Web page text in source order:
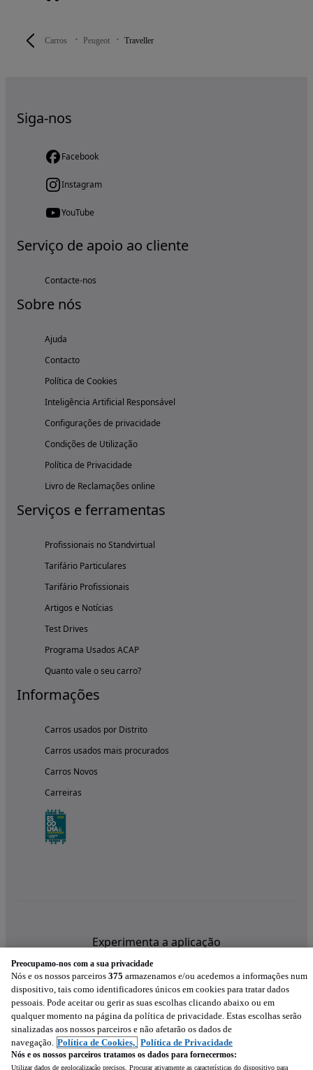
Carros Peugeot Traveller
Siga-nos
Facebook
Instagram
YouTube
Serviço de apoio ao cliente
Contacte-nos
Sobre nós
Ajuda
Contacto
Política de Cookies
Inteligência Artificial Responsável
Configurações de privacidade
Condições de Utilização
Política de Privacidade
Livro de Reclamações online
Serviços e ferramentas
Profissionais no Standvirtual
Tarifário Particulares
Tarifário Profissionais
Artigos e Notícias
Test Drives
Programa Usados ACAP
Quanto vale o seu carro?
Informações
Carros usados por Distrito
Carros usados mais procurados
Carros Novos
Carreiras
Experimenta a aplicação
Preocupamo-nos com a sua privacidade
Nós e os nossos parceiros 375 armazenamos e/ou acedemos a informações num
dispositivo, tais como identificadores únicos em cookies para tratar dados
pessoais. Pode aceitar ou gerir as suas escolhas clicando abaixo ou em
qualquer momento na página da política de privacidade. Estas escolhas serão
sinalizadas aos nossos parceiros e não afetarão os dados de
navegação. Política de Cookies, Política de Privacidade
Nós e os nossos parceiros tratamos os dados para fornecermos:
Utilizar dados de geolocalização precisos. Procurar ativamente as características do dispositivo para